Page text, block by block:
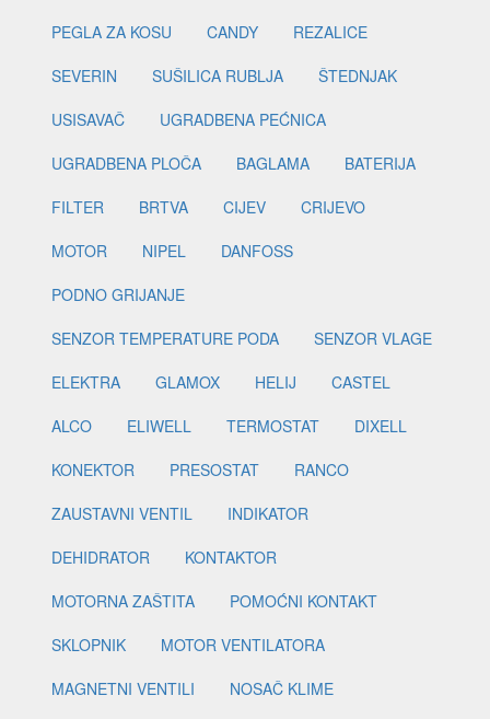
PEGLA ZA KOSU
CANDY
REZALICE
SEVERIN
SUŠILICA RUBLJA
ŠTEDNJAK
USISAVAČ
UGRADBENA PEĆNICA
UGRADBENA PLOČA
BAGLAMA
BATERIJA
FILTER
BRTVA CIJEV
CRIJEVO
MOTOR
NIPEL
DANFOSS
PODNO GRIJANJE
SENZOR TEMPERATURE PODA
SENZOR VLAGE
ELEKTRA
GLAMOX HELIJ
CASTEL
ALCO
ELIWELL TERMOSTAT
DIXELL
KONEKTOR
PRESOSTAT
RANCO
ZAUSTAVNI VENTIL
INDIKATOR
DEHIDRATOR
KONTAKTOR
MOTORNA ZAŠTITA
POMOĆNI KONTAKT
SKLOPNIK
MOTOR VENTILATORA
MAGNETNI VENTILI
NOSAČ KLIME